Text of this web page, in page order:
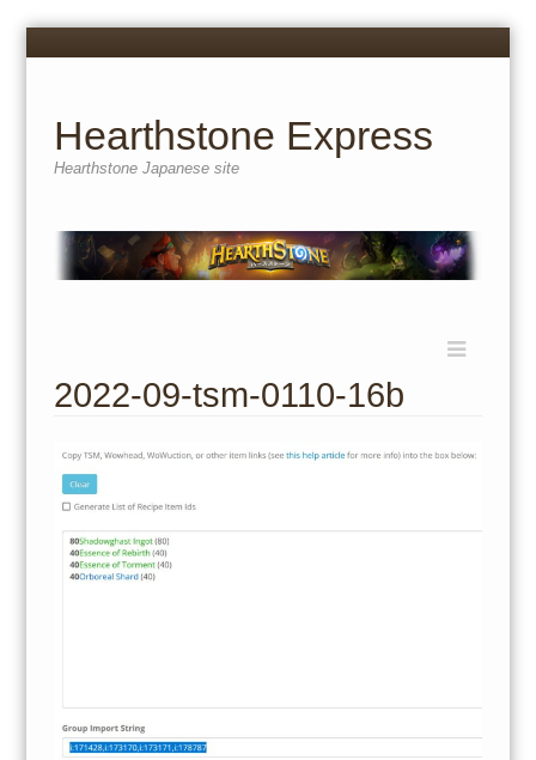
Menu
Hearthstone Express
Hearthstone Japanese site
content
2022-09-tsm-0110-16b